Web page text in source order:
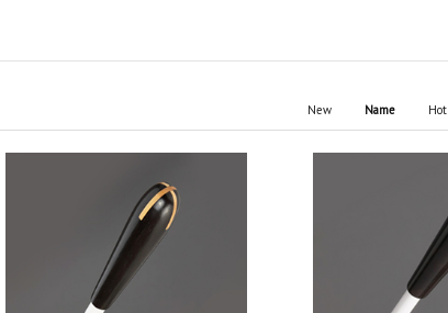
New Name Hot